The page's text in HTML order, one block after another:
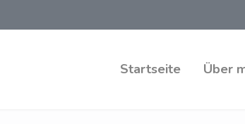
Startseite Über